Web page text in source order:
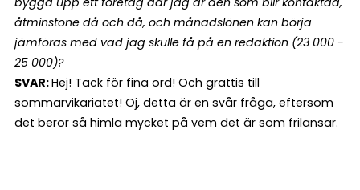
åtminstone då och då, och månadslönen kan börja
jämföras med vad jag skulle få på en redaktion (23 000 -
25 000)?
SVAR:Hej! Tack för fina ord! Och grattis till
sommarvikariatet! Oj, detta är en svår fråga, eftersom
det beror så himla mycket på vem det är som frilansar.